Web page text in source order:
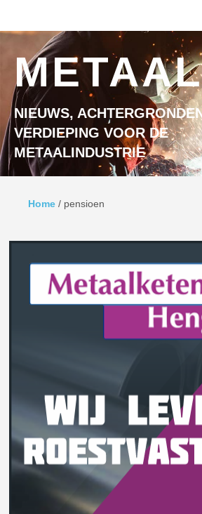
NIEUWS,
VERDIEPING VOOR DE
METAALINDUSTRIE
Home / pensioen